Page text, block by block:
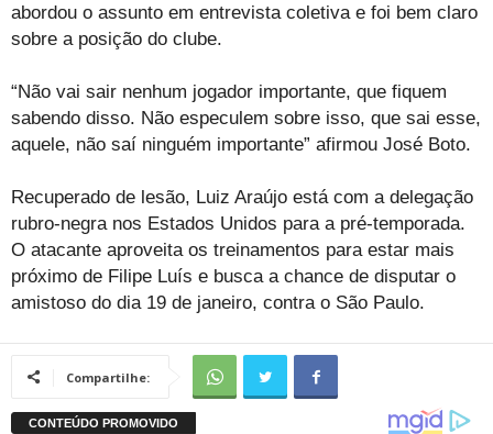
abordou o assunto em entrevista coletiva e foi bem claro
sobre a posição do clube.
“Não vai sair nenhum jogador importante, que fiquem
sabendo disso. Não especulem sobre isso, que sai esse,
aquele, não saí ninguém importante” afirmou José Boto.
Recuperado de lesão, Luiz Araújo está com a delegação
rubro-negra nos Estados Unidos para a pré-temporada.
O atacante aproveita os treinamentos para estar mais
próximo de Filipe Luís e busca a chance de disputar o
amistoso do dia 19 de janeiro, contra o São Paulo.
Compartilhe: